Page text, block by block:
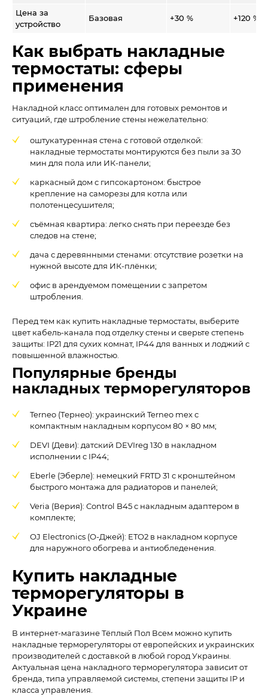
Цена за
устройство
Базовая +30 % +120 %
Как выбрать накладные
термостаты: сферы
применения
Накладной класс оптимален для готовых ремонтов и
ситуаций, где штробление стены нежелательно:
оштукатуренная стена с готовой отделкой:
накладные термостаты монтируются без пыли за 30
мин для пола или ИК-панели;
каркасный дом с гипсокартоном: быстрое
крепление на саморезы для котла или
полотенцесушителя;
съёмная квартира: легко снять при переезде без
следов на стене;
дача с деревянными стенами: отсутствие розетки на
нужной высоте для ИК-плёнки;
офис в арендуемом помещении с запретом
штробления.
Перед тем как купить накладные термостаты, выберите
цвет кабель-канала под отделку стены и сверьте степень
защиты: IP21 для сухих комнат, IP44 для ванных и лоджий с
повышенной влажностью.
Популярные бренды
накладных терморегуляторов
Terneo (Тернео): украинский Terneo mex с
компактным накладным корпусом 80 × 80 мм;
DEVI (Деви): датский DEVIreg 130 в накладном
исполнении с IP44;
Eberle (Эберле): немецкий FRTD 31 с кронштейном
быстрого монтажа для радиаторов и панелей;
Veria (Верия): Control B45 с накладным адаптером в
комплекте;
OJ Electronics (О-Джей): ETO2 в накладном корпусе
для наружного обогрева и антиобледенения.
Купить накладные
терморегуляторы в
Украине
В интернет-магазине Тёплый Пол Всем можно купить
накладные терморегуляторы от европейских и украинских
производителей с доставкой в любой город Украины.
Актуальная цена накладного терморегулятора зависит от
бренда, типа управляемой системы, степени защиты IP и
класса управления.